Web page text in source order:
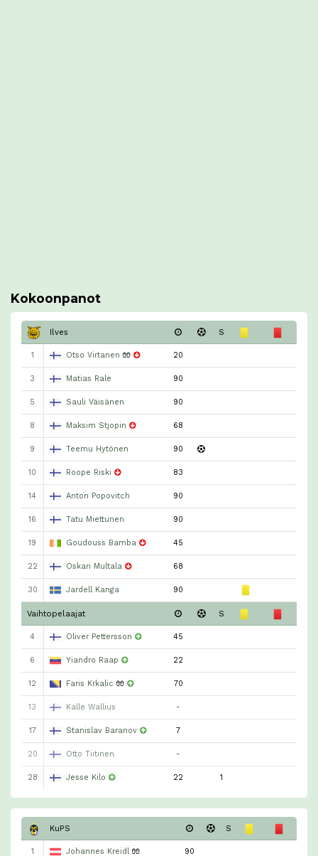
Kokoonpanot
Ilves S
1 Otso Virtanen 🧤 20
3 Matias Rale 90
5 Sauli Väisänen 90
8 Maksim Stjopin 68
9 Teemu Hytönen 90
10 Roope Riski 83
14 Anton Popovitch 90
16 Tatu Miettunen 90
19 Goudouss Bamba 45
22 Oskari Multala 68
30 Jardell Kanga 90
Vaihtopelaajat S
4 Oliver Pettersson 45
6 Yiandro Raap 22
12 Faris Krkalic 🧤 70
13 Kalle Wallius -
17 Stanislav Baranov 7
20 Otto Tiitinen -
28 Jesse Kilo 22 1
KuPS S
1 Johannes Kreidl🧤 90